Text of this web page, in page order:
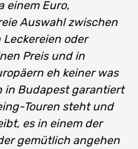
einem Euro,
Auswahl zwischen
oder
Preis und in
eh keiner was
in Budapest garantiert
Touren steht und
es in einem der
gemütlich angehen